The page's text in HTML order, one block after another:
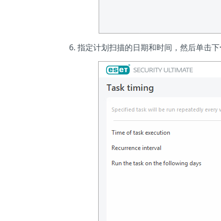
指定计划扫描的日期和时间，然后单击下